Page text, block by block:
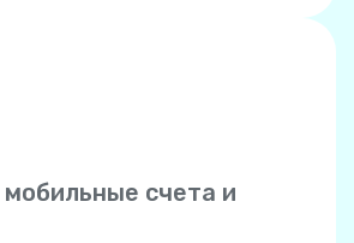
счета и